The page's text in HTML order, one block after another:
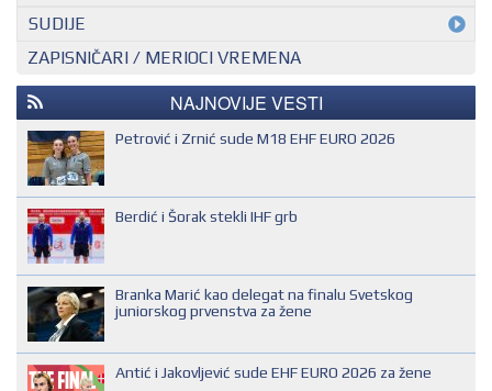
MEĐUNARODNI KONTROLOR
NACIONALNI KONTROLOR
REGIONALNI KONTROLOR
SUDIJE
EHF SUDIJA
IHF SUDIJA
MLADI EVROPSKI SUDIJA
NACIONALNI SUDIJA
REGIONALNI SUDIJA
SUDIJA DRUGE KATEGORIJE
SUDIJA OMLADINAC
SUDIJA PRVE KATEGORIJE
ZAPISNIČARI / MERIOCI VREMENA
NAJNOVIJE VESTI
Petrović i Zrnić sude M18 EHF EURO 2026
Berdić i Šorak stekli IHF grb
Branka Marić kao delegat na finalu Svetskog
juniorskog prvenstva za žene
Antić i Jakovljević sude EHF EURO 2026 za žene